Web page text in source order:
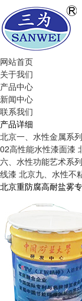
网站首页
关于我们
产品中心
新闻中心
联系我们
产品详细
北京一、水性金属系列
02高性能水性漆面漆
六、水性功能艺术系列
线漆 北京九、水性不
北京重防腐高耐盐雾